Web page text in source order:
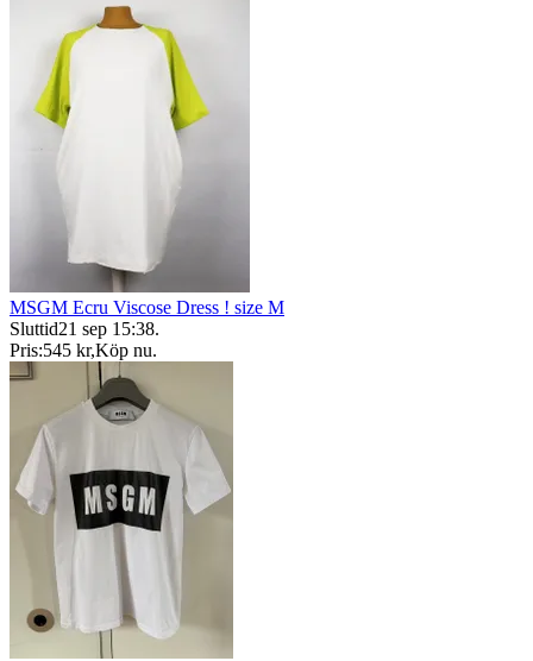
MSGM Ecru Viscose Dress ! size M
Sluttid21 sep 15:38.
Pris:545 kr,Köp nu.